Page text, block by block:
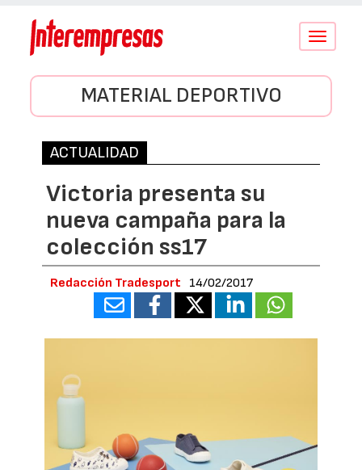
Conmutar
MATERIAL DEPORTIVO
ACTUALIDAD
Victoria presenta su
nueva campaña para la
colección ss17
Redacción Tradesport 14/02/2017